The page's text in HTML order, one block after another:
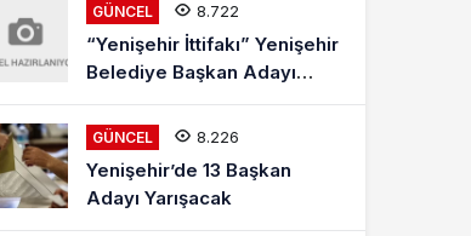
GÜNCEL 8.722
“Yenişehir İttifakı” Yenişehir
Belediye Başkan Adayı
Mehmet Kaya Röportajı
GÜNCEL 8.226
Yenişehir’de 13 Başkan
Adayı Yarışacak